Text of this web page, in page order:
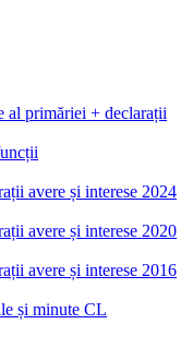
al primăriei + declarații
avere și interese 2024
avere și interese 2020
avere și interese 2016
și minute CL